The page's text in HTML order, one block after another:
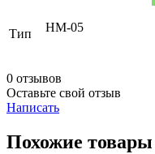
Тип НМ-05
0 отзывов
Оставьте свой отзыв
Написать
Похожие товары